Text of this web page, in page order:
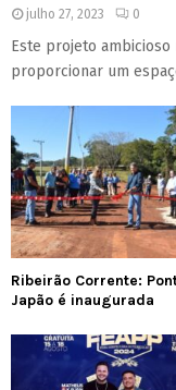
julho 27, 2023 0
Este projeto
proporcionar um
Ribeirão Corrente:
Japão é inaugurada